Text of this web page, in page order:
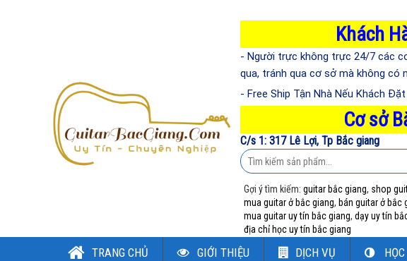
Khách
- Người trực không trực 24/7 các
qua, tránh qua cơ sở mà không có
- Free Ship Tận Nhà Nếu Khách
Cơ sở
C/s 1: 317 Lê Lợi, Tp Bắc giang
Gợi ý tìm kiếm: guitar bắc giang, shop
mua guitar ở bắc giang, bán guitar ở bắc
mua guitar uy tín bắc giang, dạy uy tín
địa chỉ học uy tín bắc giang
TRANG CHỦ GIỚI THIỆU DỊCH VỤ